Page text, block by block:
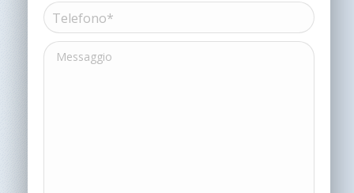
Telefono*
(Obbligatorio)
Messaggio